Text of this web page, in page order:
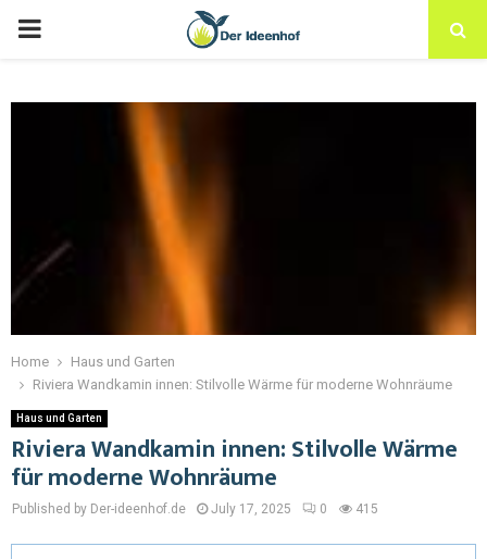
Home
Haus und Garten
Riviera Wandkamin innen: Stilvolle Wärme für moderne Wohnräume
Haus und Garten
Riviera Wandkamin innen: Stilvolle Wärme
für moderne Wohnräume
Published by Der-ideenhof.de July 17, 2025 0 415